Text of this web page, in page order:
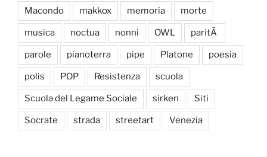
Macondo makkox memoria morte
musica noctua nonni OWL paritÃ
parole pianoterra pipe Platone poesia
polis POP Resistenza scuola
Scuola del Legame Sociale sirken Siti
Socrate strada streetart Venezia